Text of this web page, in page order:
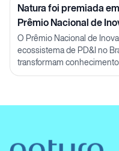
Natura foi premiada
Prêmio Nacional de
O Prêmio Nacional de
ecossistema de PD&I no
transformam